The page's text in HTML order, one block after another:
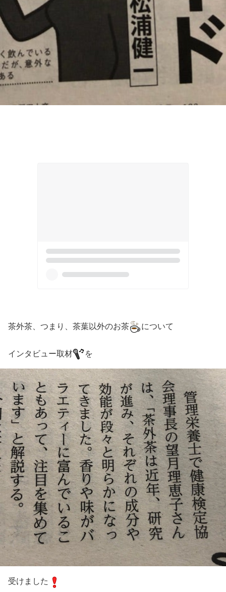
茶外茶、つまり、茶葉以外のお茶 について
インタビュー取材 を
受けました